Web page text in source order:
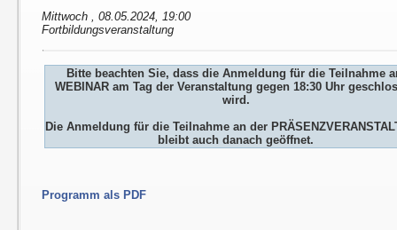
Mittwoch , 08.05.2024, 19:00
Fortbildungsveranstaltung
Bitte beachten Sie, dass die Anmeldung für die Teilnahme
WEBINAR am Tag der Veranstaltung gegen 18:30 Uhr
wird.
Die Anmeldung für die Teilnahme an der
bleibt auch danach geöffnet.
Programm als PDF